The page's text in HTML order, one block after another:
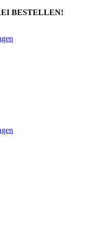
BESTELLEN!